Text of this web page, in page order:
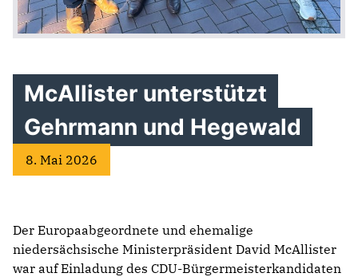
McAllister unterstützt
Gehrmann und Hegewald
8. Mai 2026
Der Europaabgeordnete und ehemalige
niedersächsische Ministerpräsident David McAllister
war auf Einladung des CDU-Bürgermeisterkandidaten